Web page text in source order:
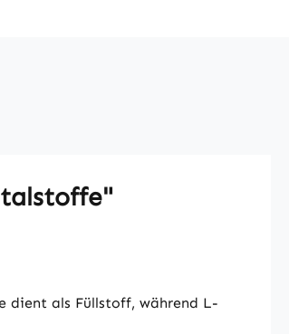
dient als Füllstoff, während L-